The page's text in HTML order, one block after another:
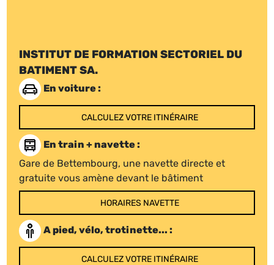
INSTITUT DE FORMATION SECTORIEL DU
BATIMENT SA.
En voiture :
CALCULEZ VOTRE ITINÉRAIRE
En train + navette :
Gare de Bettembourg, une navette directe et
gratuite vous amène devant le bâtiment
HORAIRES NAVETTE
A pied, vélo, trotinette... :
CALCULEZ VOTRE ITINÉRAIRE